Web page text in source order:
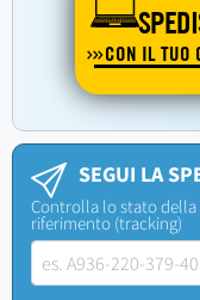
CON IL TUO
SEGUI LA
Controlla lo stato della
riferimento (tracking)